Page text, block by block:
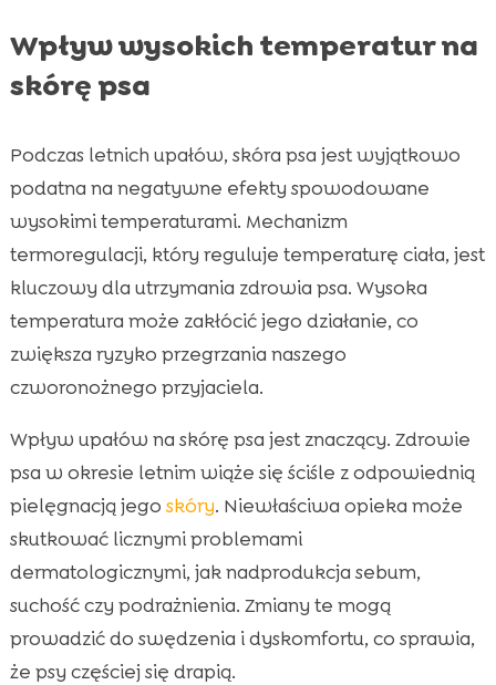
Wpływ wysokich temperatur na
skórę psa
Podczas letnich upałów, skóra psa jest wyjątkowo
podatna na negatywne efekty spowodowane
wysokimi temperaturami. Mechanizm
termoregulacji, który reguluje temperaturę ciała, jest
kluczowy dla utrzymania zdrowia psa. Wysoka
temperatura może zakłócić jego działanie, co
zwiększa ryzyko przegrzania naszego
czworonożnego przyjaciela.
Wpływ upałów na skórę psa jest znaczący. Zdrowie
psa w okresie letnim wiąże się ściśle z odpowiednią
pielęgnacją jego skóry. Niewłaściwa opieka może
skutkować licznymi problemami
dermatologicznymi, jak nadprodukcja sebum,
suchość czy podrażnienia. Zmiany te mogą
prowadzić do swędzenia i dyskomfortu, co sprawia,
że psy częściej się drapią.